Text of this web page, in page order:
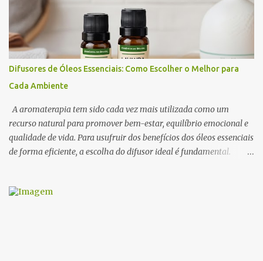
capazes de influenciar a produção de neurotransmissores como a
dopamina e a serotonina, favorecendo a atração e o prazer
sensorial . Neste artigo, exploramos os óleos essenciais
afrodisíacos mais eficazes, seus mecanismos de ação e como
utilizá-los na perfumaria e na aromaterapia para estimular a
Afrodisíacos? Os óleos essenciais afrodisíacos são essências
naturais extraídas de flores, madeiras, especiarias e resinas que
possuem propriedades capa...
Difusores de Óleos Essenciais: Como Escolher o Melhor para
Cada Ambiente
A aromaterapia tem sido cada vez mais utilizada como um
recurso natural para promover bem-estar, equilíbrio emocional e
qualidade de vida. Para usufruir dos benefícios dos óleos essenciais
de forma eficiente, a escolha do difusor ideal é fundamental.
aromatização, na dispersão das moléculas dos óleos e até na